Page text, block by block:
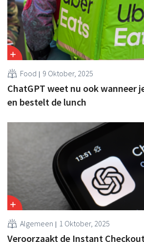
Food 9 Oktober, 2025
ChatGPT weet nu ook wanneer
en bestelt de lunch
Algemeen 1 Oktober, 2025
Veroorzaakt de Instant